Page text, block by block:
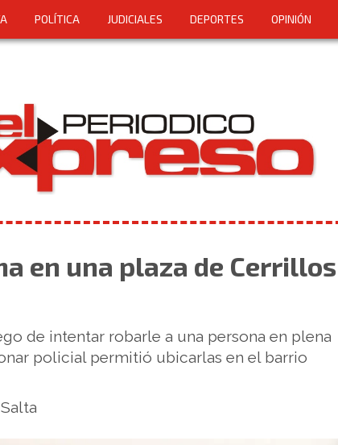
POLÍTICA JUDICIALES DEPORTES OPINIÓN
en una plaza de Cerrillos
de intentar robarle a una persona en plena
policial permitió ubicarlas en el barrio